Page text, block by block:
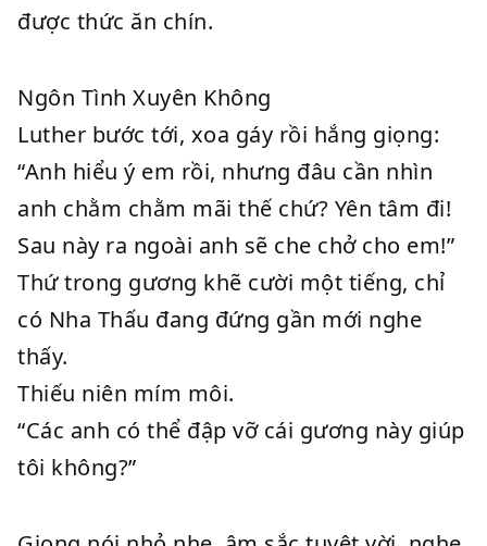
được thức ăn chín.
Ngôn Tình Xuyên Không
Luther bước tới, xoa gáy rồi hắng giọng:
“Anh hiểu ý em rồi, nhưng đâu cần nhìn
anh chằm chằm mãi thế chứ? Yên tâm đi!
Sau này ra ngoài anh sẽ che chở cho em!”
Thứ trong gương khẽ cười một tiếng, chỉ
có Nha Thấu đang đứng gần mới nghe
thấy.
Thiếu niên mím môi.
“Các anh có thể đập vỡ cái gương này giúp
tôi không?”